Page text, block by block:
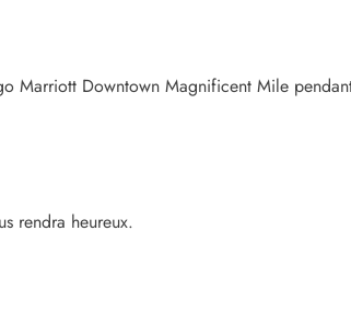
Marriott Downtown Magnificent Mile
rendra heureux.